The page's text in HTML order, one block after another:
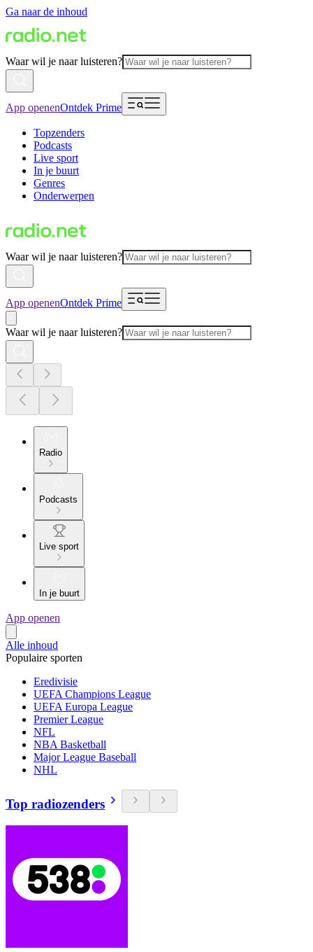
Ga naar de inhoud
Waar wil je naar luisteren?
App openenOntdek Prime
Topzenders
Podcasts
Live sport
In je buurt
Genres
Onderwerpen
Waar wil je naar luisteren?
App openenOntdek Prime
Waar wil je naar luisteren?
Radio
Podcasts
Live sport
In je buurt
App openen
Alle inhoud
Populaire sporten
Eredivisie
UEFA Champions League
UEFA Europa League
Premier League
NFL
NBA Basketball
Major League Baseball
NHL
Top radiozenders